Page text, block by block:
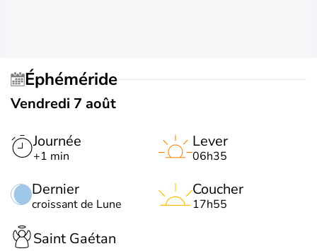
Éphéméride
Vendredi 7 août
Journée
+1 min
Dernier
croissant de Lune
Lever
06h35
Coucher
17h55
Saint Gaétan